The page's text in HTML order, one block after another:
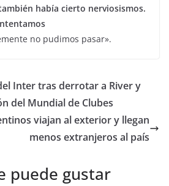
había cierto nerviosismos.
no pudimos pasar».
Inter tras derrotar a River y
del Mundial de Clubes
viajan al exterior y llegan
menos extranjeros al país
puede gustar